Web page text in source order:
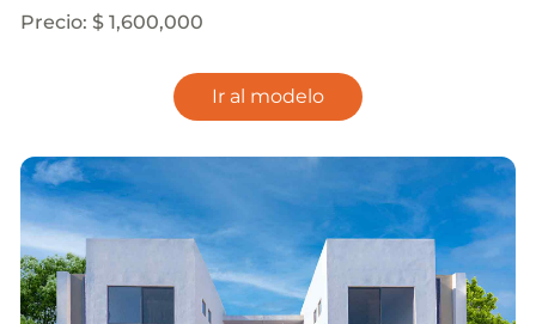
Precio: $ 1,600,000
Ir al modelo